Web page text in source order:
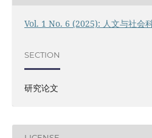
Vol. 1 No. 6 (2025): 人文与社会
SECTION
研究论文